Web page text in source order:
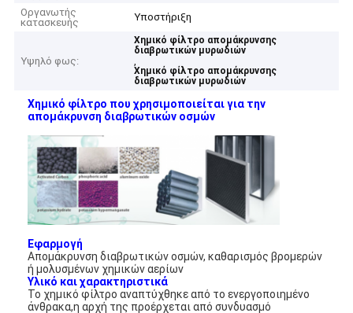
Οργανωτής
κατασκευής
Υποστήριξη
Υψηλό φως:
Χημικό φίλτρο απομάκρυνσης
διαβρωτικών μυρωδιών
,
Χημικό φίλτρο απομάκρυνσης
διαβρωτικών μυρωδιών
Χημικό φίλτρο που χρησιμοποιείται για την
απομάκρυνση διαβρωτικών οσμών
Εφαρμογή
Απομάκρυνση διαβρωτικών οσμών, καθαρισμός βρομερών
ή μολυσμένων χημικών αερίων
Υλικό και χαρακτηριστικά
Το χημικό φίλτρο αναπτύχθηκε από το ενεργοποιημένο
άνθρακα,η αρχή της προέρχεται από συνδυασμό